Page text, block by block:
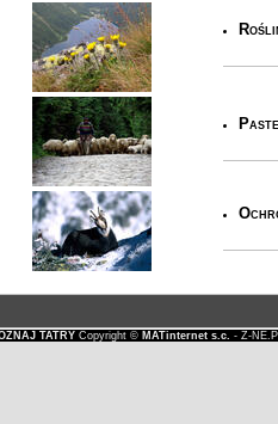
TATRYCopyright © MATinternet s.c. - Z-